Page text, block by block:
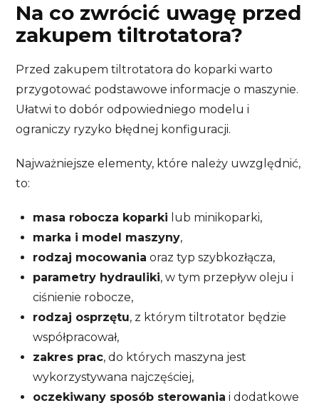
Na co zwrócić uwagę przed
zakupem tiltrotatora?
Przed zakupem tiltrotatora do koparki warto
przygotować podstawowe informacje o maszynie.
Ułatwi to dobór odpowiedniego modelu i
ograniczy ryzyko błędnej konfiguracji.
Najważniejsze elementy, które należy uwzględnić,
to:
masa robocza koparki lub minikoparki,
marka i model maszyny,
rodzaj mocowania oraz typ szybkozłącza,
parametry hydrauliki, w tym przepływ oleju i
ciśnienie robocze,
rodzaj osprzętu, z którym tiltrotator będzie
współpracował,
zakres prac, do których maszyna jest
wykorzystywana najczęściej,
oczekiwany sposób sterowania i dodatkowe